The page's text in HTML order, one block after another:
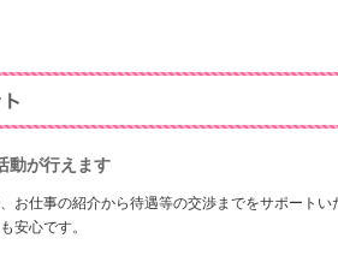
動が行えます
お仕事の紹介から待遇等の交渉までをサポート
安心です。